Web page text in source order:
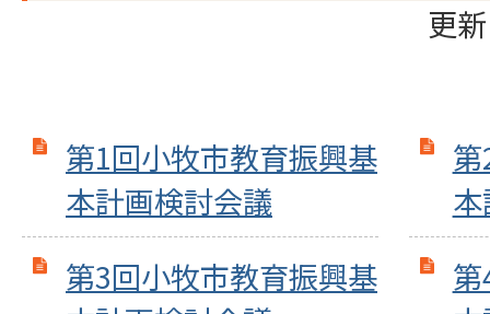
更
第1回小牧市教育振興基
本計画検討会議
第3回小牧市教育振興基